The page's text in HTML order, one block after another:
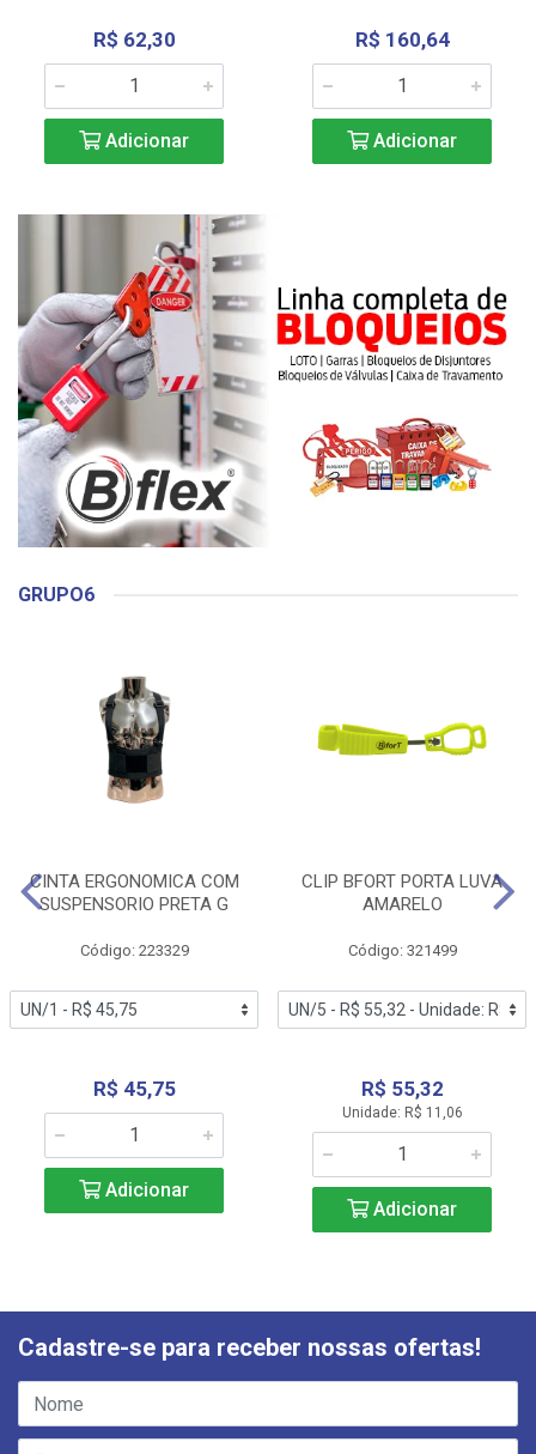
R$ 62,30
Adicionar
R$ 160,64
Adicionar
GRUPO6
CINTA ERGONOMICA COM
SUSPENSORIO PRETA G
Código: 223329
R$ 45,75
Adicionar
CLIP BFORT PORTA LUVA
AMARELO
Código: 321499
R$ 55,32
Unidade: R$ 11,06
Adicionar
Cadastre-se para receber nossas ofertas!